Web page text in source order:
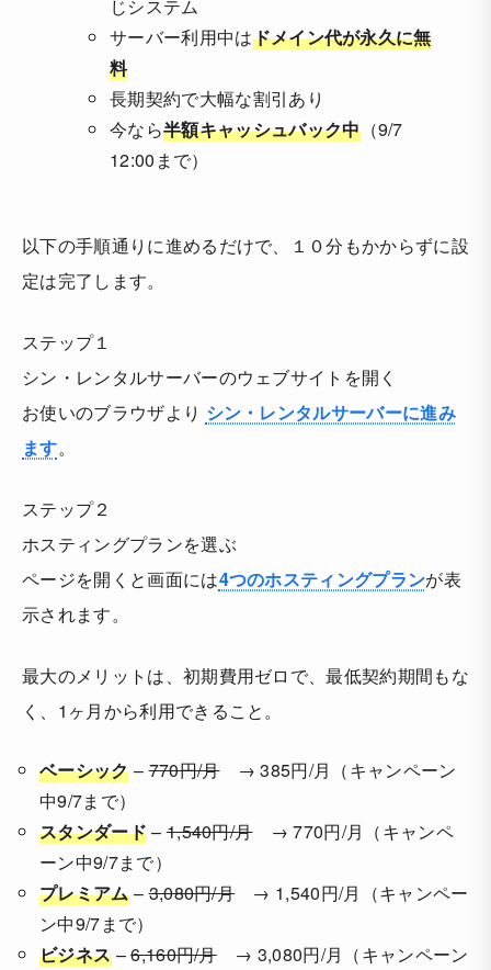
じシステム
サーバー利用中はドメイン代が永久に無
料
長期契約で大幅な割引あり
今なら半額キャッシュバック中（9/7
12:00まで）
以下の手順通りに進めるだけで、１０分もかからずに設
定は完了します。
ステップ１
シン・レンタルサーバーのウェブサイトを開く
お使いのブラウザより シン・レンタルサーバーに進み
ます。
ステップ２
ホスティングプランを選ぶ
ページを開くと画面には4つのホスティングプランが表
示されます。
最大のメリットは、初期費用ゼロで、最低契約期間もな
く、1ヶ月から利用できること。
ベーシック–770円/月→ 385円/月（キャンペーン
中9/7まで）
スタンダード–1,540円/月→ 770円/月（キャンペ
ーン中9/7まで）
プレミアム–3,080円/月→ 1,540円/月（キャンペー
ン中9/7まで）
ビジネス –6,160円/月→ 3,080円/月（キャンペーン